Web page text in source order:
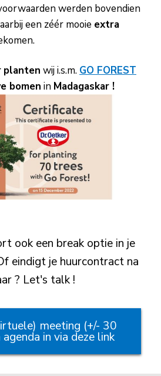
werden bovendien
een zéér mooie extra
planten wij i.s.m. GO FOREST
bomen in Madagaskar !
ook een break optie in je
eindigt je huurcontract na
? Let's talk !
meeting (+/- 30
in via deze link